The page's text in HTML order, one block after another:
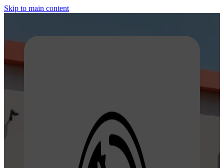
Skip to main content